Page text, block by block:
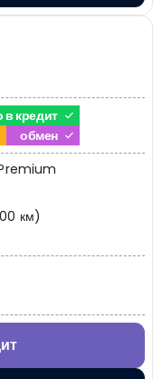
кредит
обмен
км)